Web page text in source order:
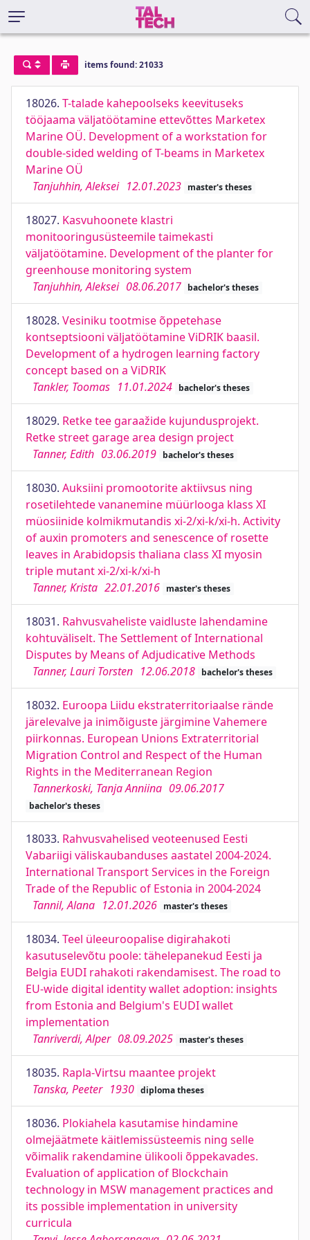
items found: 21033
18026. T-talade kahepoolseks keevituseks
tööjaama väljatöötamine ettevõttes Marketex
Marine OÜ. Development of a workstation for
double-sided welding of T-beams in Marketex
Marine OÜ
Tanjuhhin, Aleksei 12.01.2023 master's theses
18027. Kasvuhoonete klastri
monitooringusüsteemile taimekasti
väljatöötamine. Development of the planter for
greenhouse monitoring system
Tanjuhhin, Aleksei 08.06.2017 bachelor's theses
18028. Vesiniku tootmise õppetehase
kontseptsiooni väljatöötamine ViDRIK baasil.
Development of a hydrogen learning factory
concept based on a ViDRIK
Tankler, Toomas 11.01.2024 bachelor's theses
18029. Retke tee garaažide kujundusprojekt.
Retke street garage area design project
Tanner, Edith 03.06.2019 bachelor's theses
18030. Auksiini promootorite aktiivsus ning
rosetilehtede vananemine müürlooga klass XI
müosiinide kolmikmutandis xi-2/xi-k/xi-h. Activity
of auxin promoters and senescence of rosette
leaves in Arabidopsis thaliana class XI myosin
triple mutant xi-2/xi-k/xi-h
Tanner, Krista 22.01.2016 master's theses
18031. Rahvusvaheliste vaidluste lahendamine
kohtuväliselt. The Settlement of International
Disputes by Means of Adjudicative Methods
Tanner, Lauri Torsten 12.06.2018 bachelor's theses
18032. Euroopa Liidu ekstraterritoriaalse rände
järelevalve ja inimõiguste järgimine Vahemere
piirkonnas. European Unions Extraterritorial
Migration Control and Respect of the Human
Rights in the Mediterranean Region
Tannerkoski, Tanja Anniina 09.06.2017
bachelor's theses
18033. Rahvusvahelised veoteenused Eesti
Vabariigi väliskaubanduses aastatel 2004-2024.
International Transport Services in the Foreign
Trade of the Republic of Estonia in 2004-2024
Tannil, Alana 12.01.2026 master's theses
18034. Teel üleeuroopalise digirahakoti
kasutuselevõtu poole: tähelepanekud Eesti ja
Belgia EUDI rahakoti rakendamisest. The road to
EU-wide digital identity wallet adoption: insights
from Estonia and Belgium's EUDI wallet
implementation
Tanriverdi, Alper 08.09.2025 master's theses
18035. Rapla-Virtsu maantee projekt
Tanska, Peeter 1930 diploma theses
18036. Plokiahela kasutamise hindamine
olmejäätmete käitlemissüsteemis ning selle
võimalik rakendamine ülikooli õppekavades.
Evaluation of application of Blockchain
technology in MSW management practices and
its possible implementation in university
curricula